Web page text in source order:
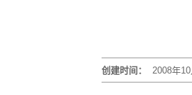
创建时间： 2008年